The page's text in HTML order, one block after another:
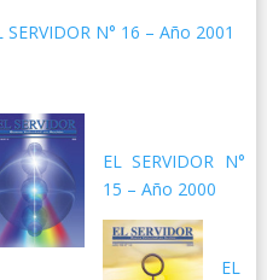
SERVIDOR N° 16 – Año 2001
EL SERVIDOR N°
15 – Año 2000
EL